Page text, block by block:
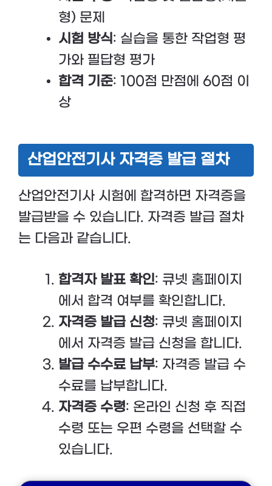
형) 문제
시험 방식: 실습을 통한 작업형 평
가와 필답형 평가
합격 기준: 100점 만점에 60점 이
상
산업안전기사 자격증 발급 절차
산업안전기사 시험에 합격하면 자격증을
발급받을 수 있습니다. 자격증 발급 절차
는 다음과 같습니다.
합격자 발표 확인: 큐넷 홈페이지
에서 합격 여부를 확인합니다.
자격증 발급 신청: 큐넷 홈페이지
에서 자격증 발급 신청을 합니다.
발급 수수료 납부: 자격증 발급 수
수료를 납부합니다.
자격증 수령: 온라인 신청 후 직접
수령 또는 우편 수령을 선택할 수
있습니다.